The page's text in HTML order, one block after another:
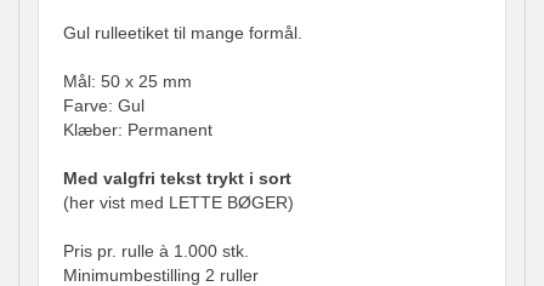
Gul rulleetiket til mange formål.
Mål: 50 x 25 mm
Farve: Gul
Klæber: Permanent
Med valgfri tekst trykt i sort
(her vist med LETTE BØGER)
Pris pr. rulle à 1.000 stk.
Minimumbestilling 2 ruller